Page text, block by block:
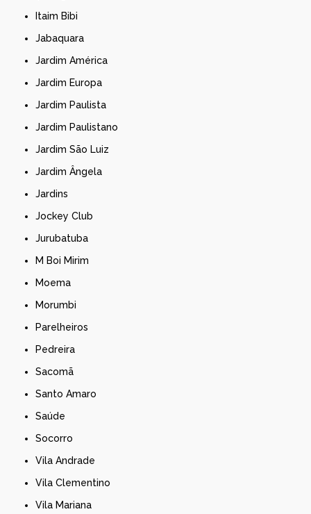
Itaim Bibi
Jabaquara
Jardim América
Jardim Europa
Jardim Paulista
Jardim Paulistano
Jardim São Luiz
Jardim Ângela
Jardins
Jockey Club
Jurubatuba
M Boi Mirim
Moema
Morumbi
Parelheiros
Pedreira
Sacomã
Santo Amaro
Saúde
Socorro
Vila Andrade
Vila Clementino
Vila Mariana